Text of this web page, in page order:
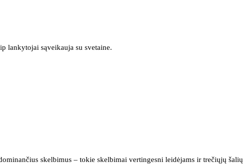
lankytojai sąveikauja su svetaine.
skelbimus – tokie skelbimai vertingesni leidėjams ir trečiųjų šalių